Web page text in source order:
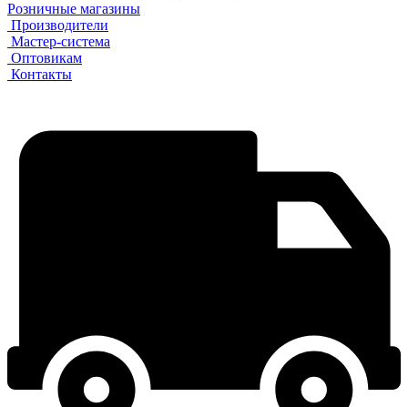
Розничные магазины
Производители
Мастер-система
Оптовикам
Контакты